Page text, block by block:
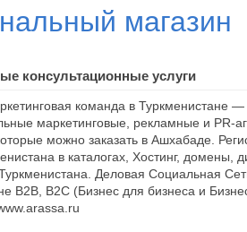
магазин
консультационные услуги
команда в Туркменистане —
маркетинговые, рекламные и PR-
можно заказать в Ашхабаде.
в каталогах, Хостинг, домены,
Деловая Социальная
B2B, B2C (Бизнес для бизнеса и